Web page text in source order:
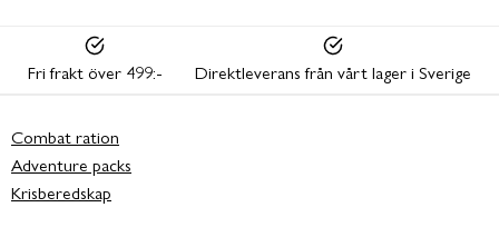
Fri frakt över 499:- Direktleverans från vårt lager i Sverige
Combat ration
Adventure packs
Krisberedskap